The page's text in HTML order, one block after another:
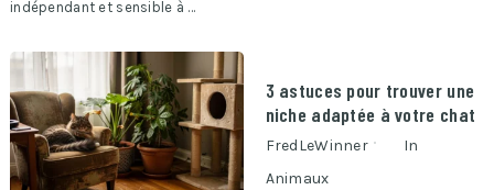
indépendant et sensible à …
3 astuces pour trouver une
niche adaptée à votre chat
FredLeWinner
In
Animaux